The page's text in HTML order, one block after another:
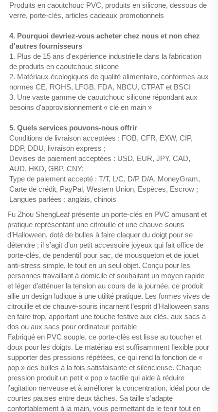
Produits en caoutchouc PVC, produits en silicone, dessous de
verre, porte-clés, articles cadeaux promotionnels
4. Pourquoi devriez-vous acheter chez nous et non chez
d'autres fournisseurs
1. Plus de 15 ans d'expérience industrielle dans la fabrication
de produits en caoutchouc silicone
2. Matériaux écologiques de qualité alimentaire, conformes aux
normes CE, ROHS, LFGB, FDA, NBCU, CTPAT et BSCI
3. Une vaste gamme de caoutchouc silicone répondant aux
besoins d'approvisionnement « clé en main »
5. Quels services pouvons-nous offrir
Conditions de livraison acceptées : FOB, CFR, EXW, CIP,
DDP, DDU, livraison express ;
Devises de paiement acceptées : USD, EUR, JPY, CAD,
AUD, HKD, GBP, CNY;
Type de paiement accepté : T/T, L/C, D/P D/A, MoneyGram,
Carte de crédit, PayPal, Western Union, Espèces, Escrow ;
Langues parlées : anglais, chinois
Fu Zhou ShengLeaf présente un porte-clés en PVC amusant et
pratique représentant une citrouille et une chauve-souris
d’Halloween, doté de bulles à faire claquer du doigt pour se
détendre ; il s’agit d’un petit accessoire joyeux qui fait office de
porte-clés, de pendentif pour sac, de mousqueton et de jouet
anti-stress simple, le tout en un seul objet. Conçu pour les
personnes travaillant à domicile et souhaitant un moyen rapide
et léger d’atténuer la tension au cours de la journée, ce produit
allie un design ludique à une utilité pratique. Les formes vives de
citrouille et de chauve-souris incarnent l’esprit d’Halloween sans
en faire trop, apportant une touche festive aux clés, aux sacs à
dos ou aux sacs pour ordinateur portable
Fabriqué en PVC souple, ce porte-clés est lisse au toucher et
doux pour les doigts. Le matériau est suffisamment flexible pour
supporter des pressions répétées, ce qui rend la fonction de «
pop » des bulles à la fois satisfaisante et silencieuse. Chaque
pression produit un petit « pop » tactile qui aide à réduire
l’agitation nerveuse et à améliorer la concentration, idéal pour de
courtes pauses entre deux tâches. Sa taille s’adapte
confortablement à la main, vous permettant de le tenir tout en